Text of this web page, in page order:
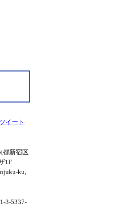
イート
都新宿区
1F
ku,
3-5337-